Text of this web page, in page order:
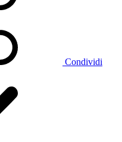
Condividi